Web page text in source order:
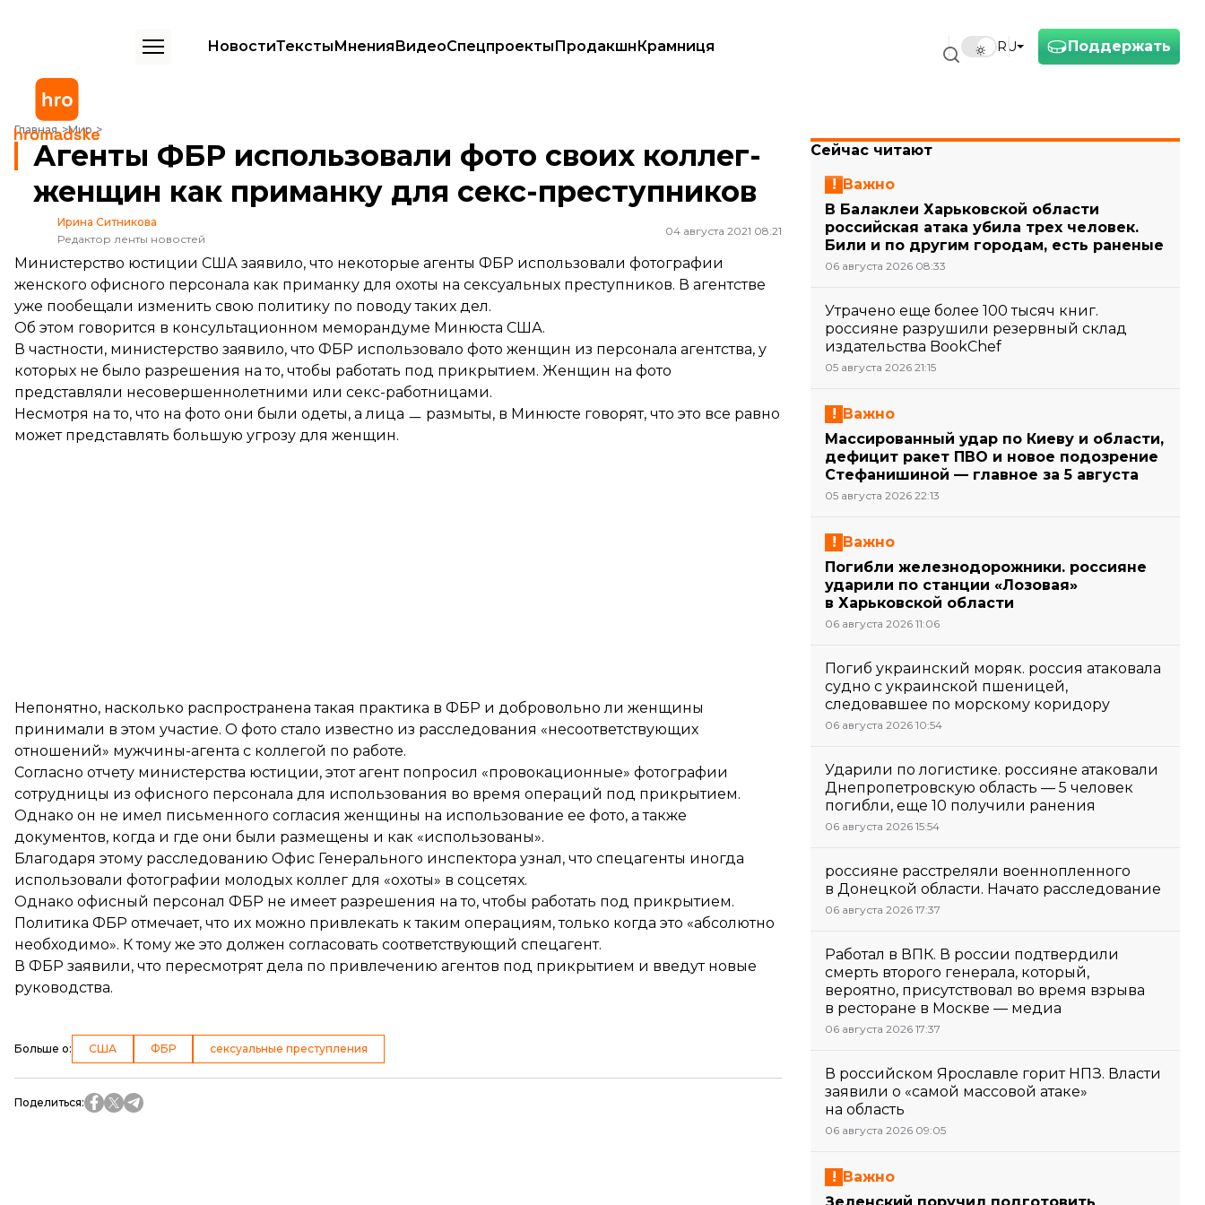
Поддержать
RU
НовостиТекстыМненияВидеоСпецпроектыПродакшнКрамниця
Главная Мир
Агенты ФБР использовали фото своих коллег-женщин как приманку для секс-преступников
Агенты ФБР использовали фото своих коллег-
женщин как приманку для секс-преступников
Ирина Ситникова
Редактор ленты новостей
04 августа 2021 08:21
Министерство юстиции США заявило, что некоторые агенты ФБР использовали фотографии
женского офисного персонала как приманку для охоты на сексуальных преступников. В агентстве
уже пообещали изменить свою политику по поводу таких дел.
Об этом говорится в консультационном меморандуме Минюста США.
В частности, министерство заявило, что ФБР использовало фото женщин из персонала агентства, у
которых не было разрешения на то, чтобы работать под прикрытием. Женщин на фото
представляли несовершеннолетними или секс-работницами.
Несмотря на то, что на фото они были одеты, а лица ㅡ размыты, в Минюсте говорят, что это все равно
может представлять большую угрозу для женщин.
Непонятно, насколько распространена такая практика в ФБР и добровольно ли женщины
принимали в этом участие. О фото стало известно из расследования «несоответствующих
отношений» мужчины-агента с коллегой по работе.
Согласно отчету министерства юстиции, этот агент попросил «провокационные» фотографии
сотрудницы из офисного персонала для использования во время операций под прикрытием.
Однако он не имел письменного согласия женщины на использование ее фото, а также
документов, когда и где они были размещены и как «использованы».
Благодаря этому расследованию Офис Генерального инспектора узнал, что спецагенты иногда
использовали фотографии молодых коллег для «охоты» в соцсетях.
Однако офисный персонал ФБР не имеет разрешения на то, чтобы работать под прикрытием.
Политика ФБР отмечает, что их можно привлекать к таким операциям, только когда это «абсолютно
необходимо». К тому же это должен согласовать соответствующий спецагент.
В ФБР заявили, что пересмотрят дела по привлечению агентов под прикрытием и введут новые
руководства.
Больше о: США ФБР сексуальные преступления
Поделиться:
Сейчас читают
Важно
В Балаклеи Харьковской области
российская атака убила трех человек.
Били и по другим городам, есть раненые
06 августа 2026 08:33
Утрачено еще более 100 тысяч книг.
россияне разрушили резервный склад
издательства BookChef
05 августа 2026 21:15
Важно
Массированный удар по Киеву и области,
дефицит ракет ПВО и новое подозрение
Стефанишиной — главное за 5 августа
05 августа 2026 22:13
Важно
Погибли железнодорожники. россияне
ударили по станции «Лозовая»
в Харьковской области
06 августа 2026 11:06
Погиб украинский моряк. россия атаковала
судно с украинской пшеницей,
следовавшее по морскому коридору
06 августа 2026 10:54
Ударили по логистике. россияне атаковали
Днепропетровскую область — 5 человек
погибли, еще 10 получили ранения
06 августа 2026 15:54
россияне расстреляли военнопленного
в Донецкой области. Начато расследование
06 августа 2026 17:37
Работал в ВПК. В россии подтвердили
смерть второго генерала, который,
вероятно, присутствовал во время взрыва
в ресторане в Москве — медиа
06 августа 2026 17:37
В российском Ярославле горит НПЗ. Власти
заявили о «самой массовой атаке»
на область
06 августа 2026 09:05
Важно